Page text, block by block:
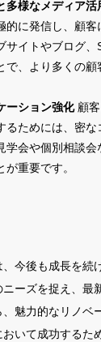
多様なメディア活
的に発信し、顧客
サイトやブログ
で、より多くの顧
ーション強化顧客
るためには、密
学会や個別相談会
重要です。
今後も成長を続
ーズを捉え、最
魅力的なリノベ
いて成功するた